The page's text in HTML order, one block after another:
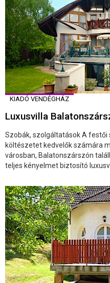
KIADÓ VENDÉGHÁZ
Luxusvilla
Szobák, szolgáltatások A festői
költészetet kedvelők számára
városban, Balatonszárszón
teljes kényelmet biztosító